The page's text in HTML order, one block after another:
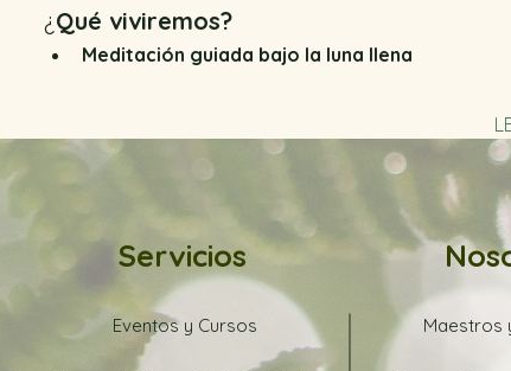
¿ Qué viviremos?
Meditación guiada bajo la luna llena
Servicios
Eventos y Cursos Maestros